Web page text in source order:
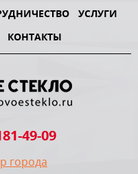
УСЛУГИ
КОНТАКТЫ
49-09
города